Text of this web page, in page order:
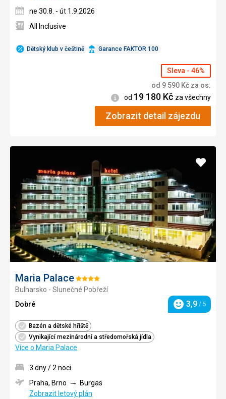
Dětský klub v češtině Garance FAKTOR 100
ne 30.8. - út 1.9.2026
All Inclusive
Sleva - 46%
od 9 590 Kč za os.
Informace
od 19 180 Kč za všechny
Zobrazit detail zájezdu
Maria PalaceHodnocení:
4/5
Bulharsko - Slunečné Pobřeží
Dobré
Hodnocení
3,9 / 5
Bazén a dětské hřiště
Vynikající mezinárodní a středomořská jídla
Více o Maria Palace
Přidat
3 dny / 2 noci
Praha, Brno
Burgas
Zobrazit letový plán